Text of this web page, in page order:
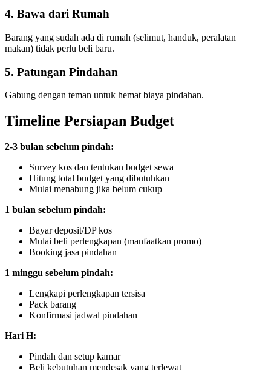
4. Bawa dari Rumah
Barang yang sudah ada di rumah (selimut, handuk, peralatan
makan) tidak perlu beli baru.
5. Patungan Pindahan
Gabung dengan teman untuk hemat biaya pindahan.
Timeline Persiapan Budget
2-3 bulan sebelum pindah:
Survey kos dan tentukan budget sewa
Hitung total budget yang dibutuhkan
Mulai menabung jika belum cukup
1 bulan sebelum pindah:
Bayar deposit/DP kos
Mulai beli perlengkapan (manfaatkan promo)
Booking jasa pindahan
1 minggu sebelum pindah:
Lengkapi perlengkapan tersisa
Pack barang
Konfirmasi jadwal pindahan
Hari H:
Pindah dan setup kamar
Beli kebutuhan mendesak yang terlewat